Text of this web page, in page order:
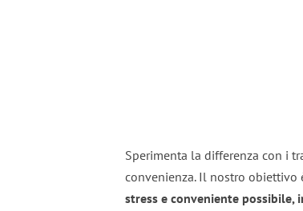
Sperimenta la differenza con i
convenienza. Il nostro obiettivo
stress e conveniente possibile,